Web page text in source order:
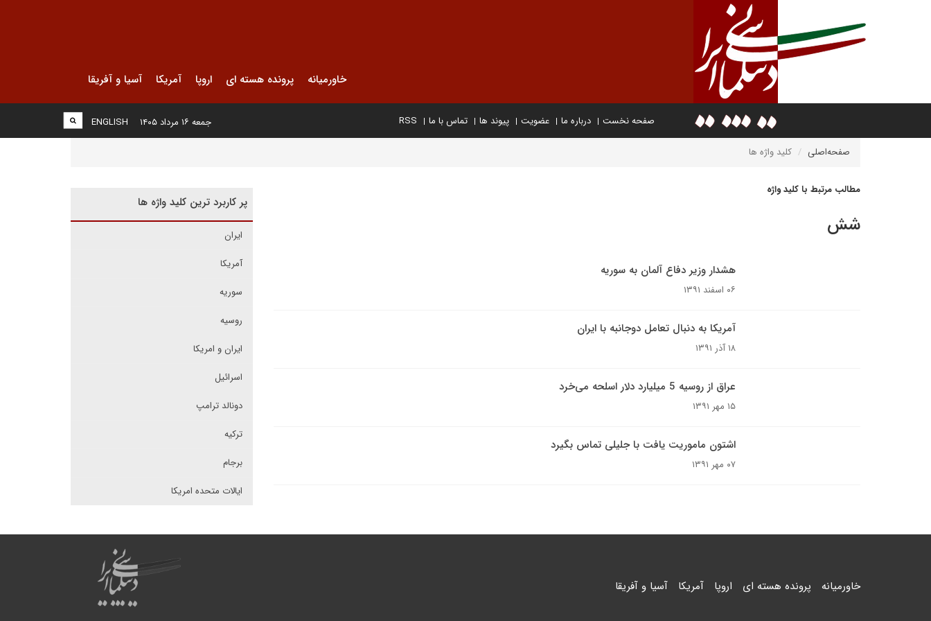
خاورمیانه پرونده هسته ای اروپا آمریکا آسیا و آفریقا
صفحه نخست درباره ما عضویت پیوند ها تماس با ما RSS
ENGLISH جمعه ۱۶ مرداد ۱۴۰۵
صفحه‌اصلی کلید واژه ها
مطالب مرتبط با کلید واژه
شش
هشدار وزیر دفاع آلمان به سوریه
۰۶ اسفند ۱۳۹۱
آمریکا به دنبال تعامل دوجانبه با ایران
۱۸ آذر ۱۳۹۱
عراق از روسیه 5 میلیارد دلار اسلحه می‌خرد
۱۵ مهر ۱۳۹۱
اشتون ماموریت یافت با جلیلی تماس بگیرد
۰۷ مهر ۱۳۹۱
پر کاربرد ترین کلید واژه ها
ایران
آمریکا
سوریه
روسیه
ایران و امریکا
اسرائیل
دونالد ترامپ
ترکیه
برجام
ایالات متحده امریکا
خاورمیانه پرونده هسته ای اروپا آمریکا آسیا و آفریقا